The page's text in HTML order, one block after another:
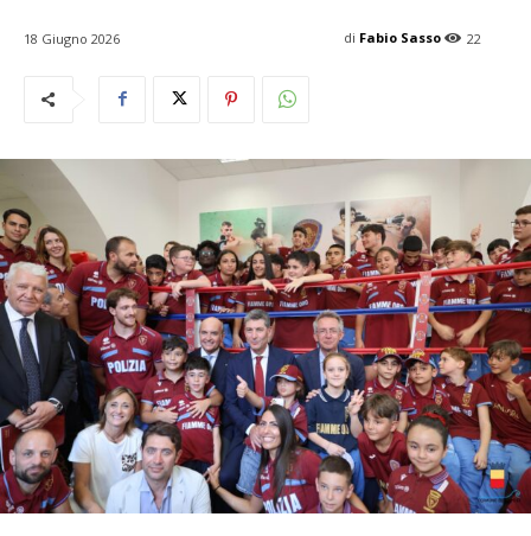
18 Giugno 2026 22
di Fabio Sasso